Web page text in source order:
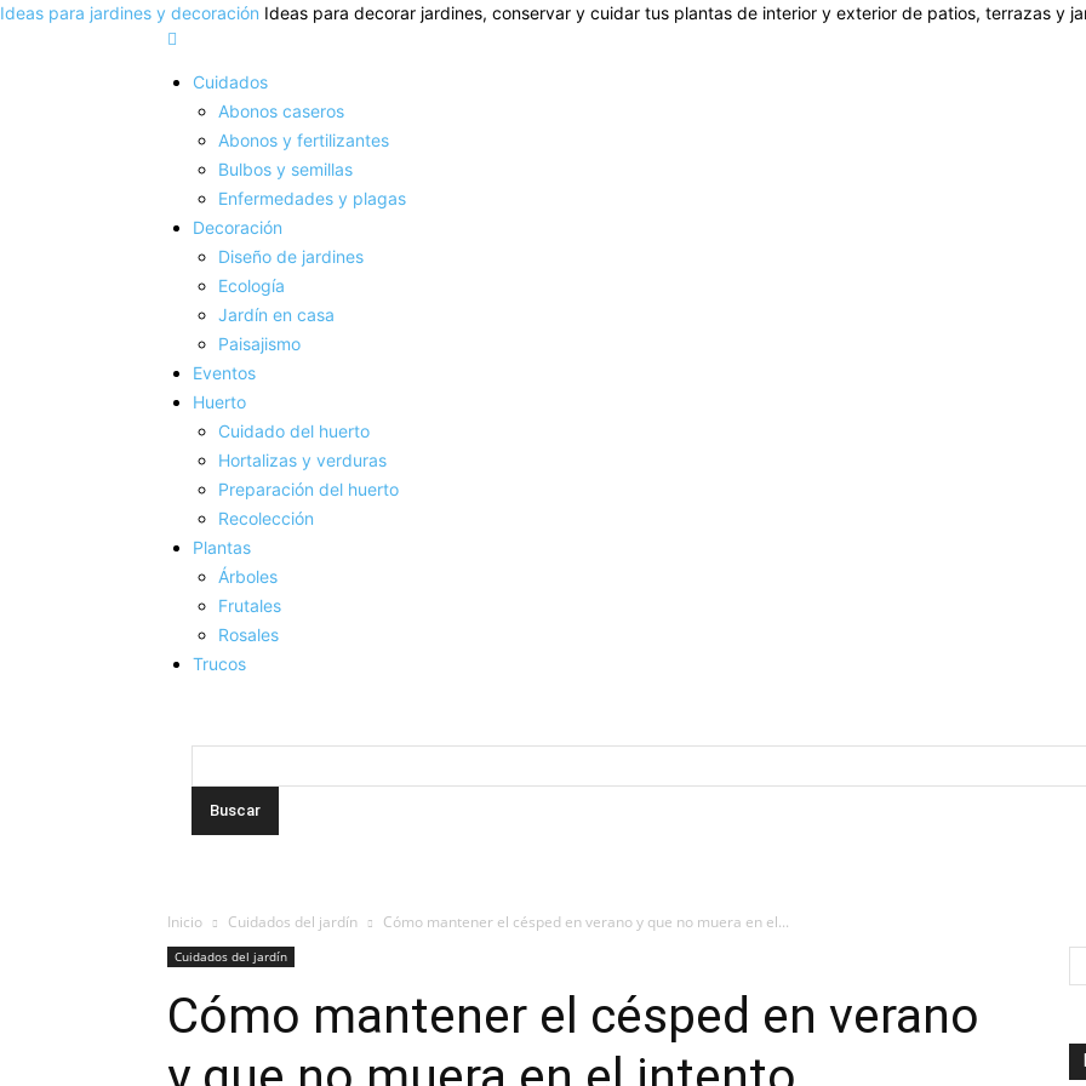
Ideas para jardines y decoración Ideas para decorar jardines, conservar y cuidar tus plantas de interior y exterior de patios, terrazas y
Cuidados
Abonos caseros
Abonos y fertilizantes
Bulbos y semillas
Enfermedades y plagas
Decoración
Diseño de jardines
Ecología
Jardín en casa
Paisajismo
Eventos
Huerto
Cuidado del huerto
Hortalizas y verduras
Preparación del huerto
Recolección
Plantas
Árboles
Frutales
Rosales
Trucos
Inicio Cuidados del jardín Cómo mantener el césped en verano y que no muera en el...
Cuidados del jardín
Cómo mantener el césped en verano